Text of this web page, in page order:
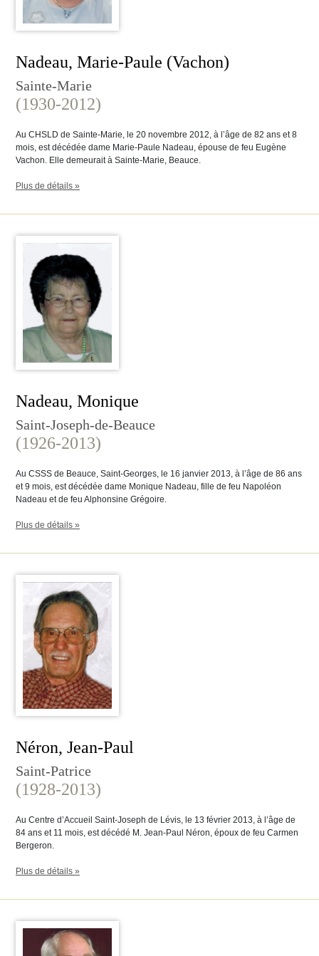
Nadeau, Marie-Paule (Vachon)
Sainte-Marie
(1930-2012)
Au CHSLD de Sainte-Marie, le 20 novembre 2012, à l’âge de 82 ans et 8
mois, est décédée dame Marie-Paule Nadeau, épouse de feu Eugène
Vachon. Elle demeurait à Sainte-Marie, Beauce.
Plus de détails »
Nadeau, Monique
Saint-Joseph-de-Beauce
(1926-2013)
Au CSSS de Beauce, Saint-Georges, le 16 janvier 2013, à l’âge de 86 ans
et 9 mois, est décédée dame Monique Nadeau, fille de feu Napoléon
Nadeau et de feu Alphonsine Grégoire.
Plus de détails »
Néron, Jean-Paul
Saint-Patrice
(1928-2013)
Au Centre d’Accueil Saint-Joseph de Lévis, le 13 février 2013, à l’âge de
84 ans et 11 mois, est décédé M. Jean-Paul Néron, époux de feu Carmen
Bergeron.
Plus de détails »